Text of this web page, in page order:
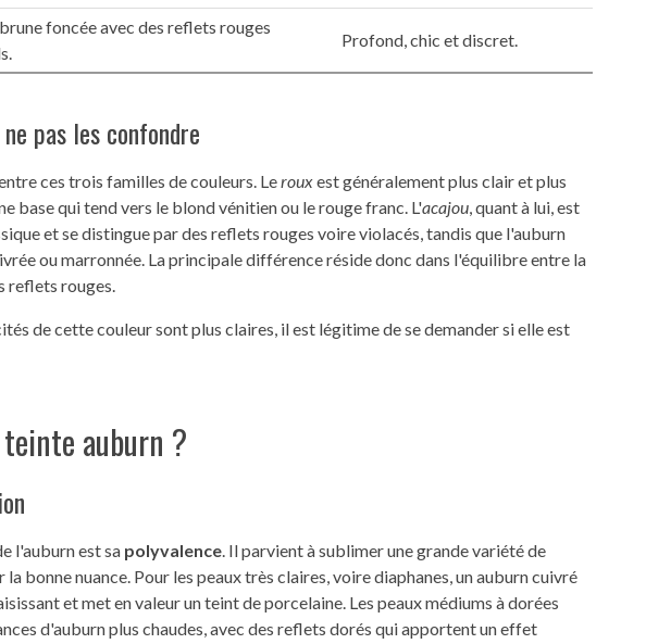
foncée avec des reflets rouges
Profond, chic et discret.
pas les confondre
ces trois familles de couleurs. Lerouxest généralement plus clair et plus
base qui tend vers le blond vénitien ou le rouge franc. L'acajou , quant à lui, est
et se distingue par des reflets rouges voire violacés, tandis que l'auburn
ou marronnée. La principale différence réside donc dans l'équilibre entre la
reflets rouges.
de cette couleur sont plus claires, il est légitime de se demander si elle est
auburn ?
l'auburn est sa polyvalence . Il parvient à sublimer une grande variété de
bonne nuance. Pour les peaux très claires, voire diaphanes, un auburn cuivré
et met en valeur un teint de porcelaine. Les peaux médiums à dorées
d'auburn plus chaudes, avec des reflets dorés qui apportent un effet